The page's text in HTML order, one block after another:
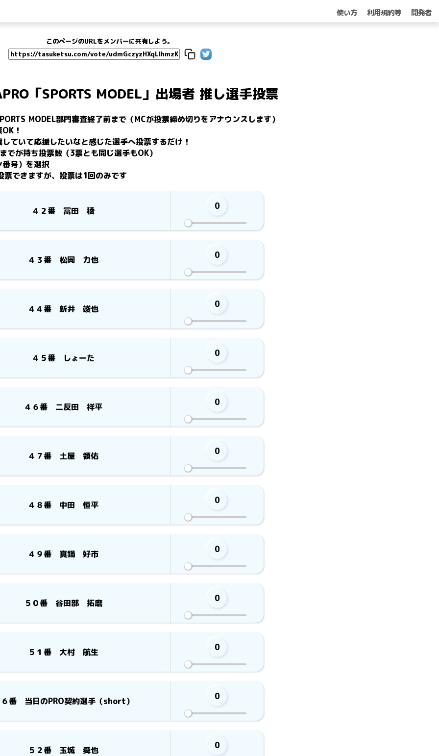
使い方 利用規約等 開発者
このページのURLをメンバーに共有しよう。
「SPORTS MODEL」出場者 推し選手投票
MODEL部門審査終了前まで（MCが投票締め切りをアナウンスします）
！
ていて応援したいなと感じた選手へ投票するだけ！
でが持ち投票数（3票とも同じ選手もOK）
号）を選択
票できますが、投票は1回のみです
４２番 冨田 稜 0
４３番 松岡 力也 0
４４番 新井 竣也 0
４５番 しょーた 0
４６番 二反田 祥平 0
４７番 土屋 領佑 0
４８番 中田 恒平 0
４９番 真鍋 好市 0
５０番 谷田部 拓磨 0
５１番 大村 航生 0
番 当日のPRO契約選手（short） 0
５２番 玉城 舜也 0